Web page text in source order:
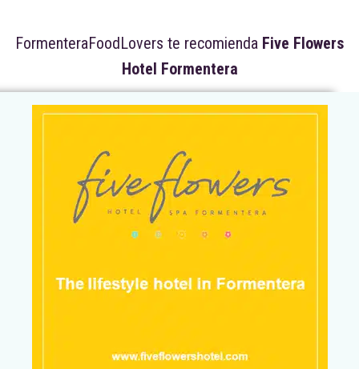
FormenteraFoodLovers te recomienda Five Flowers
Hotel Formentera